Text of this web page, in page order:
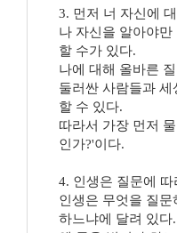
3. 먼저 너 자신에
나 자신을 알아야
할 수가 있다.
나에 대해 올바른
둘러싼 사람들과
할 수 있다.
따라서 가장 먼저
인가?'이다.
4. 인생은 질문에 따
인생은 무엇을 질
하느냐에 달려 있다.